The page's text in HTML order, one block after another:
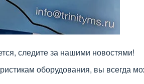
следите за нашими новостями!
оборудования, вы всегда